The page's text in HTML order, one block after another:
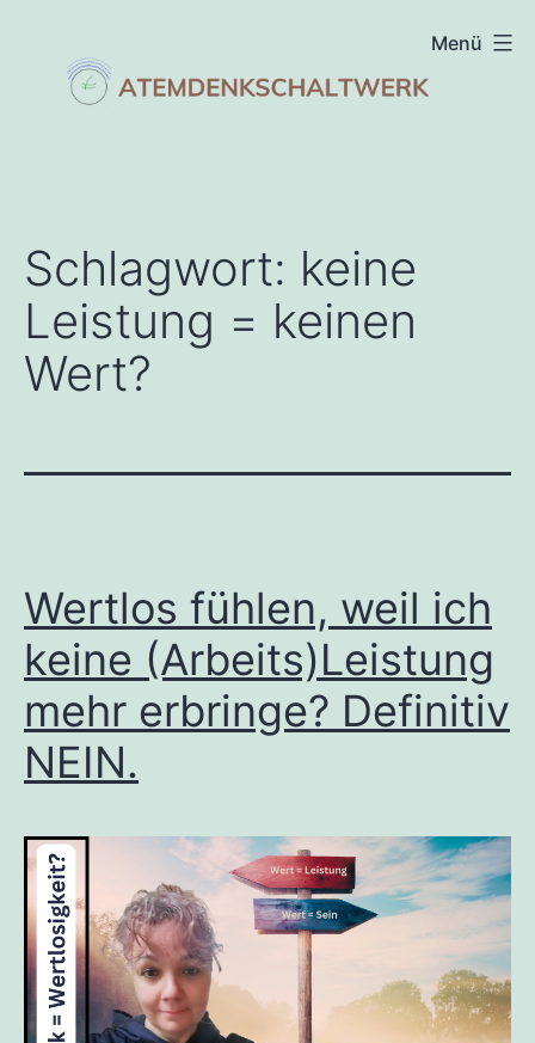
springen
Menü
Schlagwort: keine
Leistung = keinen
Wert?
Wertlos fühlen, weil ich
keine (Arbeits)Leistung
mehr erbringe? Definitiv
NEIN.